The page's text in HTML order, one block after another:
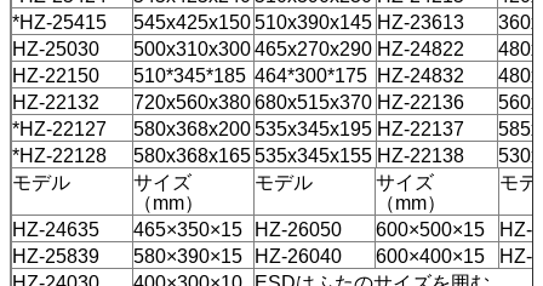
*HZ-25415
545x425x150510x390x145 HZ-23613
HZ-25030
500x310x300465x270x290 HZ-24822
HZ-22150
510*345*185 464*300*175 HZ-24832
HZ-22132
720x560x380680x515x370 HZ-22136
*HZ-22127
580x368x200535x345x195 HZ-22137
*HZ-22128
580x368x165535x345x155 HZ-22138
モデル
サイズ
（mm）
モデル
サイズ
（mm）
モデ
HZ-24635 465×350×15 HZ-26050 600×500×15
HZ-
HZ-25839
580×390×15 HZ-26040 600×400×15
HZ-